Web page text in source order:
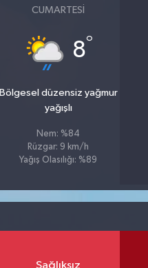
CUMARTESI
8°
Bölgesel düzensiz yağmur
yağışlı
Nem: %84
Rüzgar: 9 km/h
Yağış Olasılığı: %89
Sağlıksız